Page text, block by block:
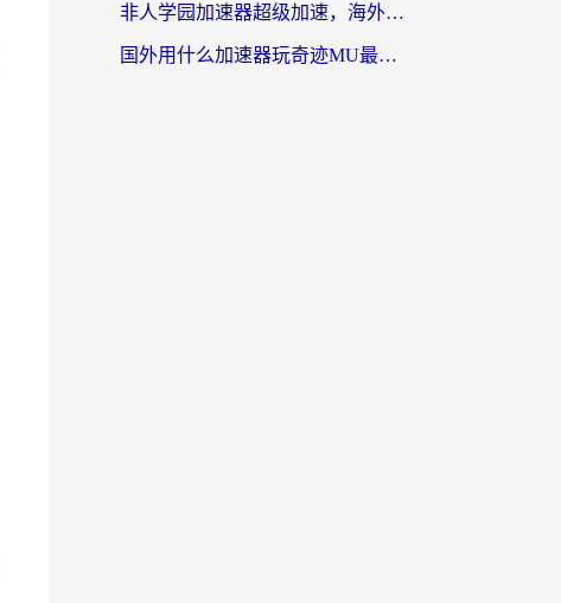
非人学园加速器超级加速，海外玩家重返国服的通行证
国外用什么加速器玩奇迹MU最好？2026海外玩家国服游戏加速全攻略